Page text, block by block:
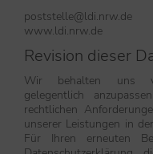
poststelle@ldi.nrw.de
www.ldi.nrw.de
Revision dieser
Wir behalten uns
gelegentlich
rechtlichen
unserer Leistungen in
Für Ihren erneuten